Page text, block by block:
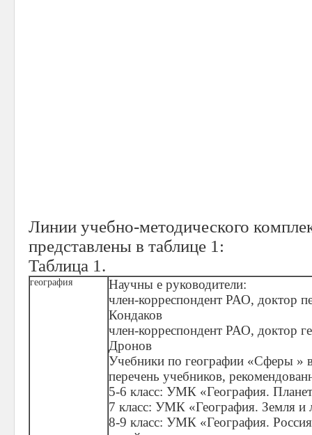
Линии учебно-методического
представлены в таблице 1:
Таблица 1.
география
Научны е руководители:
член-корреспондент РАО, доктор
Кондаков
член-корреспондент РАО, доктор
Дронов
Учебники по географии «Сферы »
перечень учебников,
5-6 класс: УМК «География.
7 класс: УМК «География. Земля и
8-9 класс: УМК «География.